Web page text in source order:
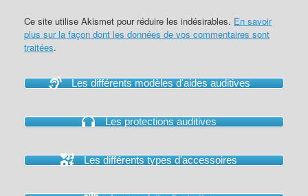
Ce site utilise Akismet pour réduire les indésirables. En savoir
plus sur la façon dont les données de vos commentaires sont
traitées.
Les différents modèles d'aides auditives
Les protections auditives
Les différents types d'accessoires